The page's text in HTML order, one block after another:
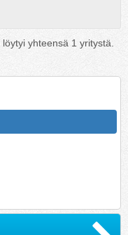
löytyi yhteensä 1 yritystä.